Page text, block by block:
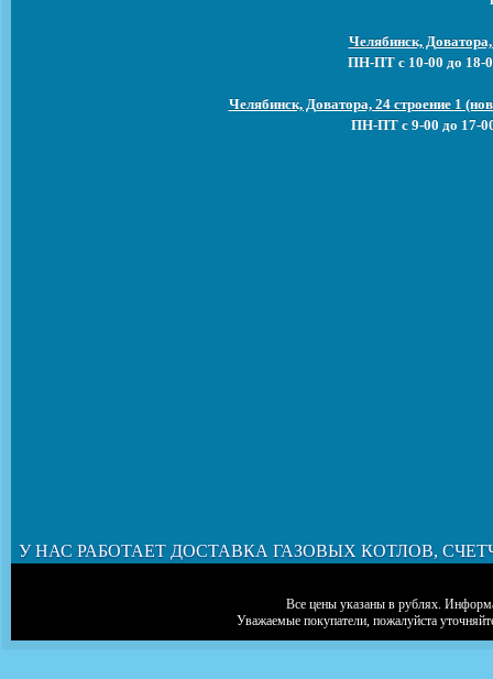
Челябинск,
ПН-ПТ с 10-00 до 18-
Челябинск, Доватора, 24 строение 1
ПН-ПТ с 9-00 до 17-
У НАС РАБОТАЕТ ДОСТАВКА ГАЗОВЫХ КОТЛОВ,
Все цены указаны в рублях.
Уважаемые покупатели, пожалуйста